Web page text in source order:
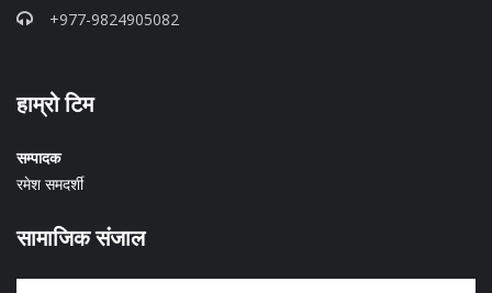
+977-9824905082
b88 slot
daftar slot88
judi slot online pulsa
info rtp slot gacor
daftar panengg
हाम्रो टिम
सम्पादक
रमेश समदर्शी
सामाजिक संजाल